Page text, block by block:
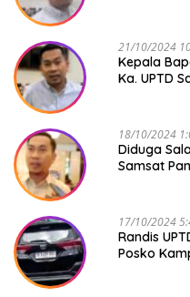
21/10/2024
Kepala
Ka. UPTD
18/10/2024
Diduga
Samsat
17/10/2024
Randis
Posko